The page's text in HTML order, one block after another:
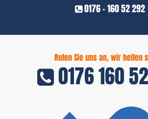
0176 - 160 52 292
Rufen Sie uns an, wir helfen
0176 160